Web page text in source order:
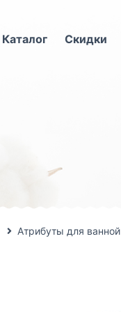
Каталог Скидки
Атрибуты для ванной